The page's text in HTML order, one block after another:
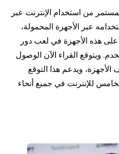
من استخدام الإنترنت عبر
عبر الأجهزة المحمولة،
هذه الأجهزة في لعب دور
ويتوقع القراء الآن الوصول
ويدعم هذا التوقع
للإنترنت في جميع أنحاء